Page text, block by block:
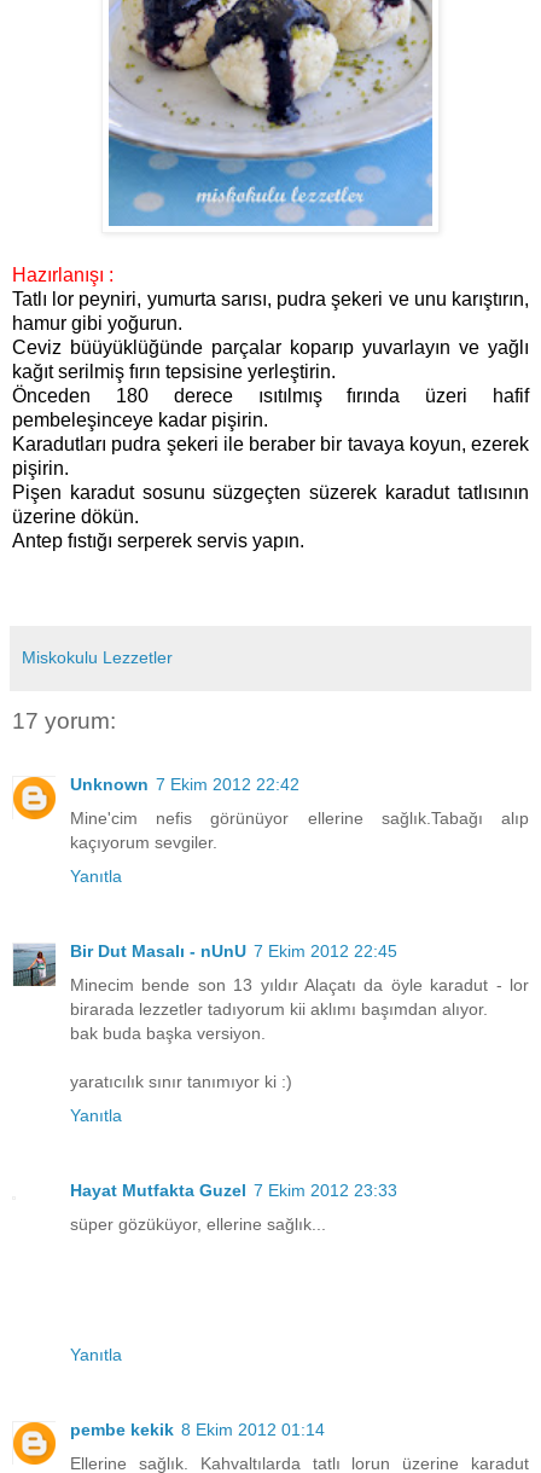
Hazırlanışı :
Tatlı lor peyniri, yumurta sarısı, pudra şekeri ve unu karıştırın,
hamur gibi yoğurun.
Ceviz büüyüklüğünde parçalar koparıp yuvarlayın ve yağlı
kağıt serilmiş fırın tepsisine yerleştirin.
Önceden 180 derece ısıtılmış fırında üzeri hafif
pembeleşinceye kadar pişirin.
Karadutları pudra şekeri ile beraber bir tavaya koyun, ezerek
pişirin.
Pişen karadut sosunu süzgeçten süzerek karadut tatlısının
üzerine dökün.
Antep fıstığı serperek servis yapın.
Miskokulu Lezzetler
17 yorum:
Unknown 7 Ekim 2012 22:42
Mine'cim nefis görünüyor ellerine sağlık.Tabağı alıp
kaçıyorum sevgiler.
Yanıtla
Bir Dut Masalı - nUnU 7 Ekim 2012 22:45
Minecim bende son 13 yıldır Alaçatı da öyle karadut - lor
birarada lezzetler tadıyorum kii aklımı başımdan alıyor.
bak buda başka versiyon.
yaratıcılık sınır tanımıyor ki :)
Yanıtla
Hayat Mutfakta Guzel 7 Ekim 2012 23:33
süper gözüküyor, ellerine sağlık...
Yanıtla
pembe kekik 8 Ekim 2012 01:14
Ellerine sağlık. Kahvaltılarda tatlı lorun üzerine karadut